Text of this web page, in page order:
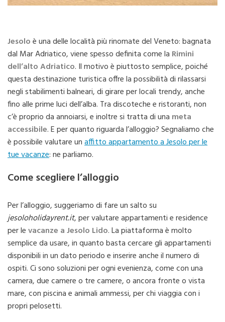
Jesoloè una delle località più rinomate del Veneto: bagnata
dal Mar Adriatico, viene spesso definita come la Rimini
dell’alto Adriatico. Il motivo è piuttosto semplice, poiché
questa destinazione turistica offre la possibilità di rilassarsi
negli stabilimenti balneari, di girare per locali trendy, anche
fino alle prime luci dell’alba. Tra discoteche e ristoranti, non
c’è proprio da annoiarsi, e inoltre si tratta di una meta
accessibile. E per quanto riguarda l’alloggio? Segnaliamo che
è possibile valutare unaffitto appartamento a Jesolo per le
tue vacanze: ne parliamo.
Come scegliere l’alloggio
Per l’alloggio, suggeriamo di fare un salto su
jesoloholidayrent.it, per valutare appartamenti e residence
per levacanze a Jesolo Lido. La piattaforma è molto
semplice da usare, in quanto basta cercare gli appartamenti
disponibili in un dato periodo e inserire anche il numero di
ospiti. Ci sono soluzioni per ogni evenienza, come con una
camera, due camere o tre camere, o ancora fronte o vista
mare, con piscina e animali ammessi, per chi viaggia con i
propri pelosetti.